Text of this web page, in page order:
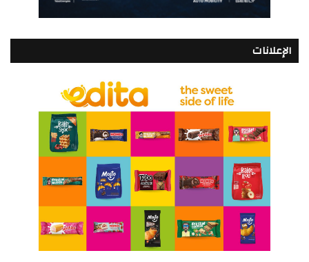
الإعلانات